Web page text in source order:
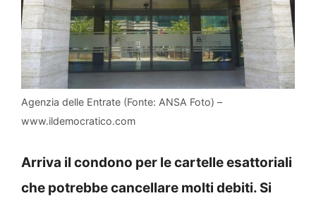
Agenzia delle Entrate (Fonte: ANSA Foto) –
www.ildemocratico.com
Arriva il condono per le cartelle esattoriali
che potrebbe cancellare molti debiti. Si